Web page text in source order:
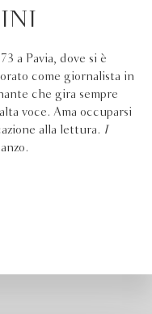
a Pavia, dove si è
come giornalista in
che gira sempre
voce. Ama occuparsi
alla lettura. I